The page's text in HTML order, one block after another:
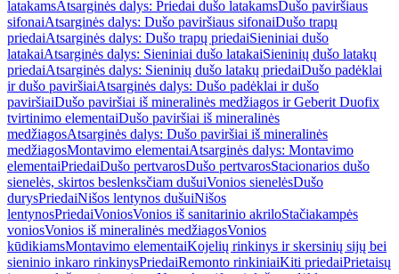
latakamsAtsarginės dalys: Priedai dušo latakamsDušo paviršiaus
sifonaiAtsarginės dalys: Dušo paviršiaus sifonaiDušo trapų
priedaiAtsarginės dalys: Dušo trapų priedaiSieniniai dušo
latakaiAtsarginės dalys: Sieniniai dušo latakaiSieninių dušo latakų
priedaiAtsarginės dalys: Sieninių dušo latakų priedaiDušo padėklai
ir dušo paviršiaiAtsarginės dalys: Dušo padėklai ir dušo
paviršiaiDušo paviršiai iš mineralinės medžiagos ir Geberit Duofix
tvirtinimo elementaiDušo paviršiai iš mineralinės
medžiagosAtsarginės dalys: Dušo paviršiai iš mineralinės
medžiagosMontavimo elementaiAtsarginės dalys: Montavimo
elementaiPriedaiDušo pertvarosDušo pertvarosStacionarios dušo
sienelės, skirtos beslenksčiam dušuiVonios sienelėsDušo
durysPriedaiNišos lentynos dušuiNišos
lentynosPriedaiVoniosVonios iš sanitarinio akriloStačiakampės
voniosVonios iš mineralinės medžiagosVonios
kūdikiamsMontavimo elementaiKojelių rinkinys ir skersinių sijų bei
sieninio inkaro rinkinysPriedaiRemonto rinkiniaiKiti priedaiPrietaisų